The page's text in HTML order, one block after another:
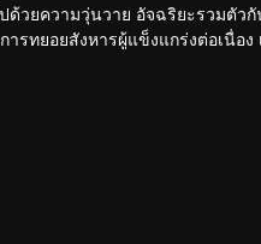
วยความวุ่นวาย อัจฉริยะรวมตัว
ทยอยสังหารผู้แข็งแกร่งต่อเนื่อ
ามท่ามกลางการลอบสังหารที่ไม่